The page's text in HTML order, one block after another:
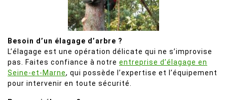
Besoin d’un élagage d’arbre ?
L’élagage est une opération délicate qui ne s’improvise
pas. Faites confiance à notre entreprise d’élagage en
Seine-et-Marne, qui possède l’expertise et l’équipement
pour intervenir en toute sécurité.